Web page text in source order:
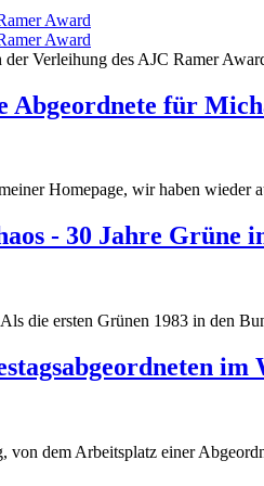
Verleihung des AJC Ramer
Abgeordnete für
Homepage, wir haben wieder
- 30 Jahre Grüne
die ersten Grünen 1983 in den
im
von dem Arbeitsplatz einer